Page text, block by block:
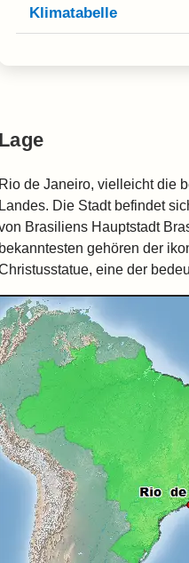
Klimatabelle
Lage
Rio de Janeiro, vielleicht die
Landes. Die Stadt befindet
Brasiliens Hauptstadt
bekanntesten gehören der
eine der